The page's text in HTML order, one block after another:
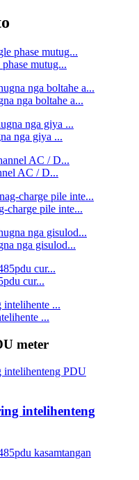
mutug...
nga boltahe a...
nga giya ...
AC / D...
charge pile inte...
nga gisulod...
cur...
...
meter
intelihenteng